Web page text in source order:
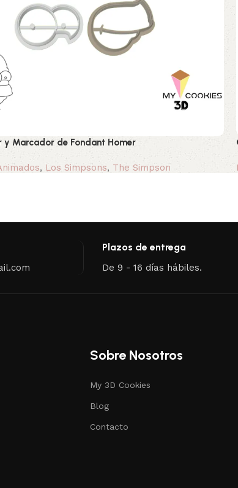
y Marcador de Fondant Homer
, Los Simpsons, The Simpson
Plazos de entrega
De 9 - 16 días hábiles.
Sobre Nosotros
My 3D Cookies
Blog
Contacto